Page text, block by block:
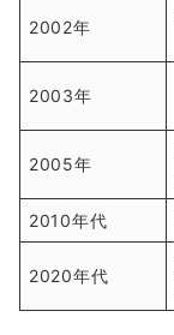
2002年
2003年
2005年
2010年代
2020年代